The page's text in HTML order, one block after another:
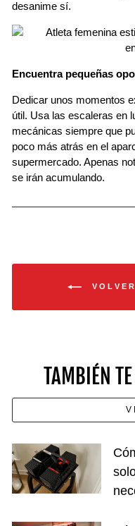
desanime sí.
Encuentra pequeñas
Dedicar unos momentos
útil. Usa las escaleras en
mecánicas siempre que
poco más atrás en el
supermercado. Apenas
se irán acumulando.
TAMBIÉN